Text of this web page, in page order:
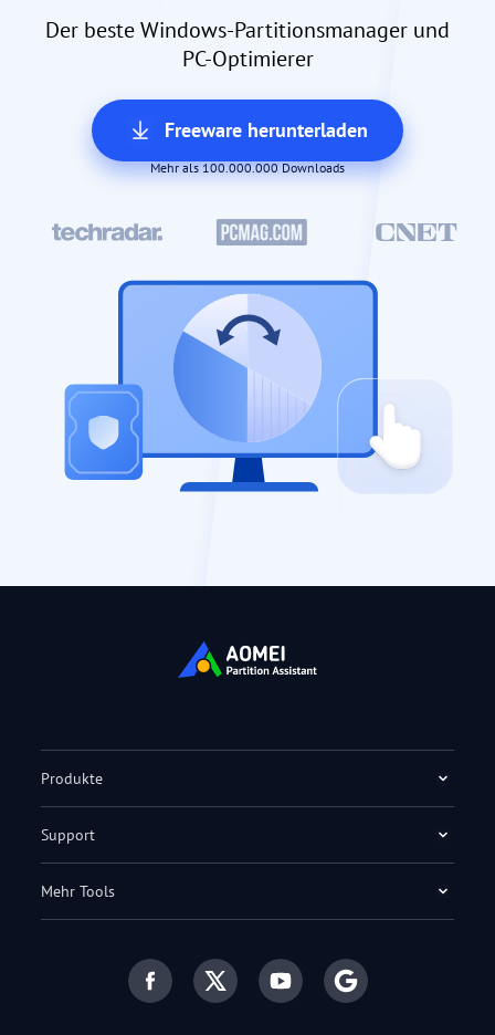
Der beste Windows-Partitionsmanager und
PC-Optimierer
Freeware herunterladen
Mehr als 100.000.000 Downloads
Produkte
Support
Mehr Tools